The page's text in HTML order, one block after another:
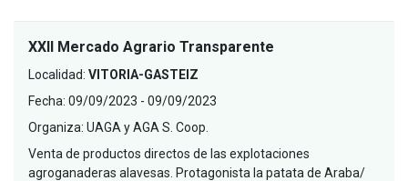
XXII Mercado Agrario Transparente
Localidad: VITORIA-GASTEIZ
Fecha: 09/09/2023 - 09/09/2023
Organiza: UAGA y AGA S. Coop.
Venta de productos directos de las explotaciones
agroganaderas alavesas. Protagonista la patata de Araba/